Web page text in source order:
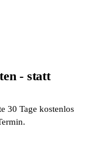
- statt
30 Tage kostenlos